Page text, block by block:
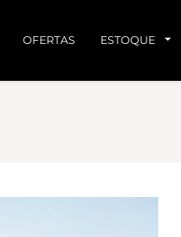
OFERTAS ESTOQUE